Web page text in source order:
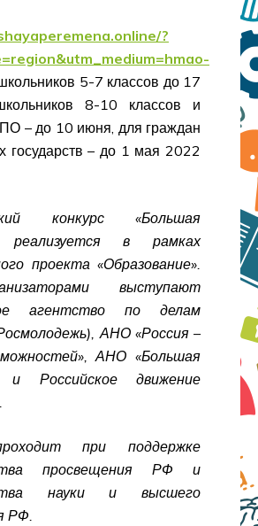
?
5-7 классов до 17
8-10 классов и
– до 10 июня, для граждан
государств – до 1 мая 2022
конкурс «Большая
реализуется в рамках
проекта «Образование».
выступают
агентство по делам
АНО «Россия –
АНО «Большая
и Российское движение
при поддержке
просвещения РФ и
науки и высшего
РФ.